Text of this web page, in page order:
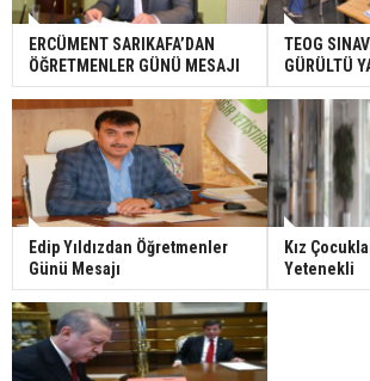
ERCÜMENT SARIKAFA’DAN
ÖĞRETMENLER GÜNÜ MESAJI
TEOG
GÜRÜLTÜ
Edip Yıldızdan Öğretmenler
Günü Mesajı
Kız
Yetenekli